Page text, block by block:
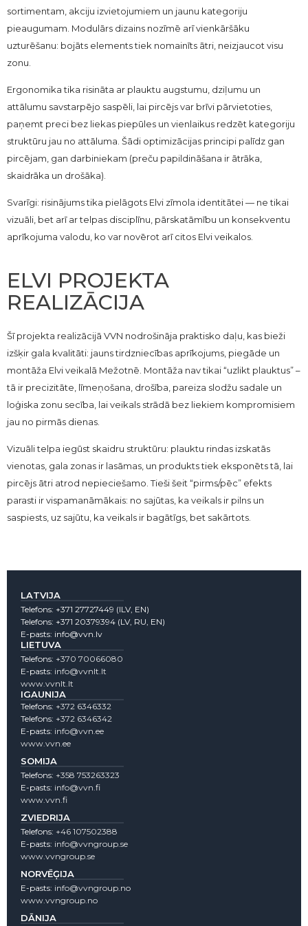
sortimentam, akciju izvietojumiem un jaunu kategoriju
pieaugumam. Modulārs dizains nozīmē arī vienkāršāku
uzturēšanu: bojāts elements tiek nomainīts ātri, neizjaucot visu
zonu.
Ergonomika tika risināta ar plauktu augstumu, dziļumu un
attālumu savstarpējo saspēli, lai pircējs var brīvi pārvietoties,
paņemt preci bez liekas piepūles un vienlaikus redzēt kategoriju
struktūru jau no attāluma. Šādi optimizācijas principi palīdz gan
pircējam, gan darbiniekam (preču papildināšana ir ātrāka,
skaidrāka un drošāka).
Svarīgi: risinājums tika pielāgots Elvi zīmola identitātei — ne tikai
vizuāli, bet arī ar telpas disciplīnu, pārskatāmību un konsekventu
aprīkojuma valodu, ko var novērot arī citos Elvi veikalos.
ELVI PROJEKTA
REALIZĀCIJA
Šī projekta realizācijā VVN nodrošināja praktisko daļu, kas bieži
izšķir gala kvalitāti: jauns tirdzniecības aprīkojums, piegāde un
montāža Elvi veikalā Mežotnē. Montāža nav tikai “uzlikt plauktus” –
tā ir precizitāte, līmeņošana, drošība, pareiza slodžu sadale un
loģiska zonu secība, lai veikals strādā bez liekiem kompromisiem
jau no pirmās dienas.
Vizuāli telpa iegūst skaidru struktūru: plauktu rindas izskatās
vienotas, gala zonas ir lasāmas, un produkts tiek eksponēts tā, lai
pircējs ātri atrod nepieciešamo. Tieši šeit “pirms/pēc” efekts
parasti ir vispamanāmākais: no sajūtas, ka veikals ir pilns un
saspiests, uz sajūtu, ka veikals ir bagātīgs, bet sakārtots.
LATVIJA
Telefons: +371 27727449 (lLV, EN)
Telefons: +371 20379394 (LV, RU, EN)
E-pasts: info@vvn.lv
LIETUVA
Telefons: +370 70066080
E-pasts: info@vvnlt.lt
www.vvnlt.lt
IGAUNIJA
Telefons: +372 6346332
Telefons: +372 6346342
E-pasts: info@vvn.ee
www.vvn.ee
SOMIJA
Telefons: +358 753263323
E-pasts: info@vvn.fi
www.vvn.fi
ZVIEDRIJA
Telefons: +46 107502388
E-pasts: info@vvngroup.se
www.vvngroup.se
NORVĒĢIJA
E-pasts: info@vvngroup.no
www.vvngroup.no
DĀNIJA